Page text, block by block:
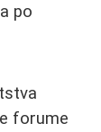
po
forume